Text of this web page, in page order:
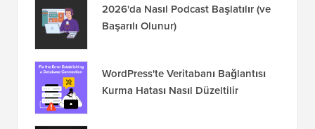
2026'da Nasıl Podcast Başlatılır (ve
Başarılı Olunur)
WordPress'te Veritabanı Bağlantısı
Kurma Hatası Nasıl Düzeltilir